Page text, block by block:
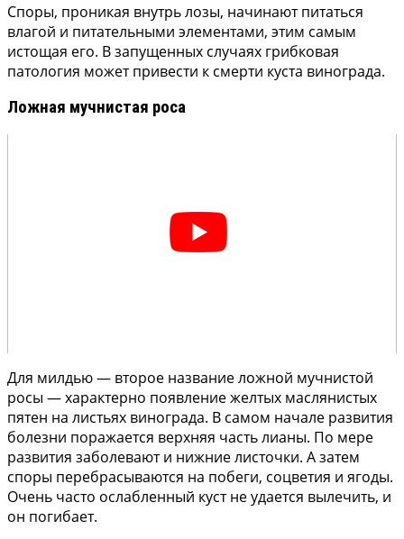
Споры, проникая внутрь лозы, начинают питаться
влагой и питательными элементами, этим самым
истощая его. В запущенных случаях грибковая
патология может привести к смерти куста винограда.
Ложная мучнистая роса
Для милдью — второе название ложной мучнистой
росы — характерно появление желтых маслянистых
пятен на листьях винограда. В самом начале развития
болезни поражается верхняя часть лианы. По мере
развития заболевают и нижние листочки. А затем
споры перебрасываются на побеги, соцветия и ягоды.
Очень часто ослабленный куст не удается вылечить, и
он погибает.